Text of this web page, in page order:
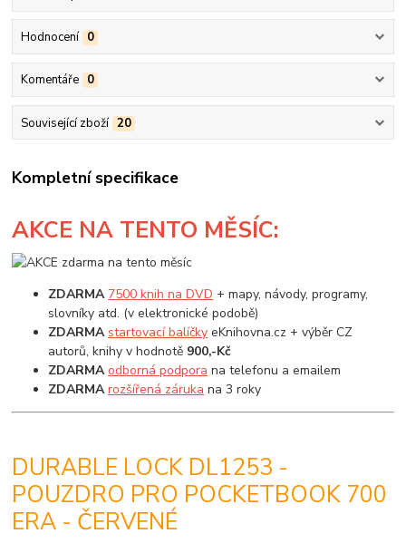
Hodnocení 0
Komentáře 0
Související zboží 20
Kompletní specifikace
AKCE NA TENTO MĚSÍC:
ZDARMA 7500 knih na DVD + mapy, návody, programy,
slovníky atd. (v elektronické podobě)
ZDARMA startovací balíčky eKnihovna.cz + výběr CZ
autorů, knihy v hodnotě 900,-Kč
ZDARMA odborná podpora na telefonu a emailem
ZDARMA rozšířená záruka na 3 roky
DURABLE LOCK DL1253 -
POUZDRO PRO POCKETBOOK 700
ERA - ČERVENÉ